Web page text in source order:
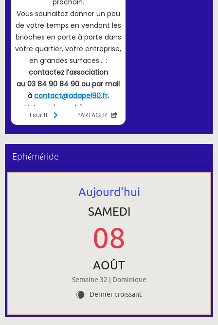
Ephéméride
Aujourd'hui
SAMEDI
08
AOÛT
Semaine 32 | Dominique
W Dernier croissant